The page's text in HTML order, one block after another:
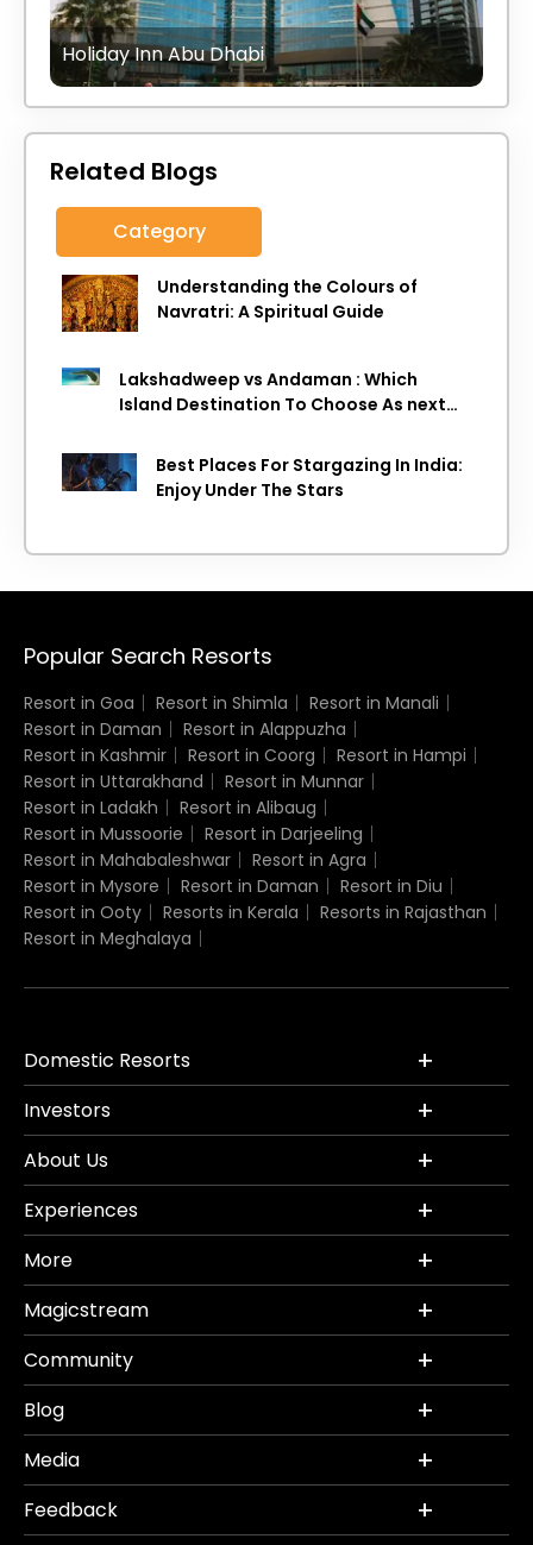
Holiday Inn Abu Dhabi
Related Blogs
Category
Understanding the Colours of
Navratri: A Spiritual Guide
Lakshadweep vs Andaman : Which
Island Destination To Choose As next
Best Places For Stargazing In India:
Enjoy Under The Stars
Popular Search Resorts
Resort in Goa Resort in Shimla
Resort in Manali
Resort in Daman
Resort in Alappuzha
Resort in Kashmir
Resort in Coorg
Resort in Hampi
Resort in Uttarakhand
Resort in Munnar
Resort in Ladakh
Resort in Alibaug
Resort in Mussoorie
Resort in Darjeeling
Resort in Mahabaleshwar
Resort in Agra
Resort in Mysore
Resort in Daman
Resort in Diu
Resort in Ooty
Resorts in Kerala
Resorts in Rajasthan
Resort in Meghalaya
Domestic Resorts
Investors
About Us
Experiences
More
Magicstream
Community
Blog
Media
Feedback